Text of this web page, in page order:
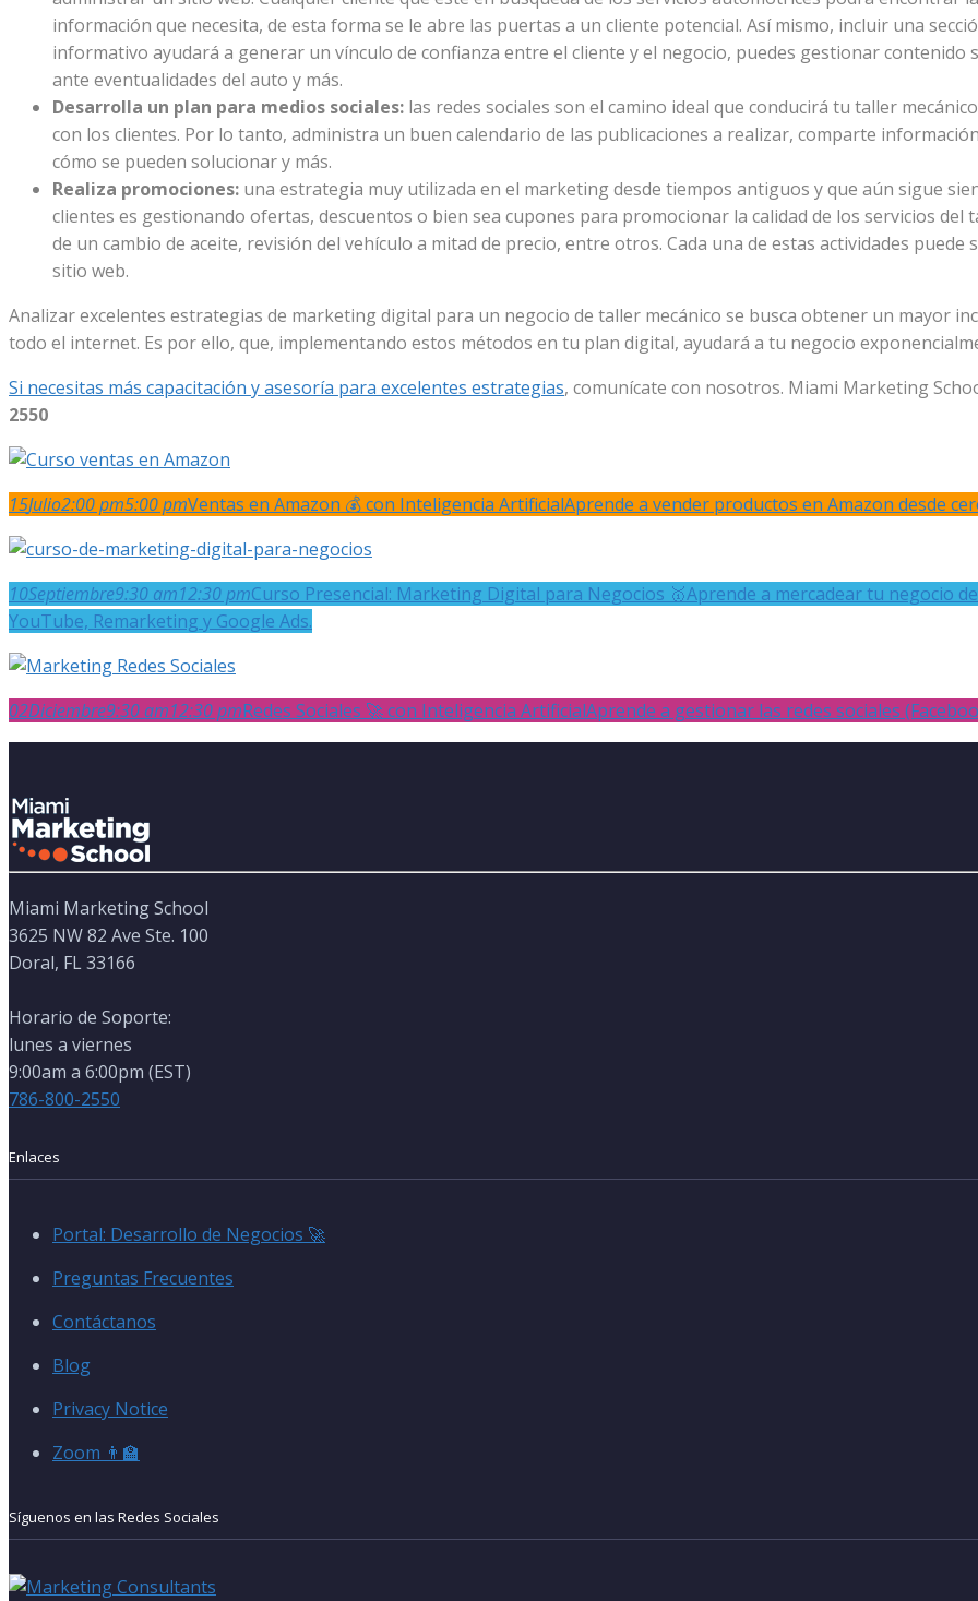
información que necesita, de esta forma se le abre las puertas a un cliente potencial. Así mismo, incluir una
informativo ayudará a generar un vínculo de confianza entre el cliente y el negocio, puedes gestionar
ante eventualidades del auto y más.
Desarrolla un plan para medios sociales: las redes sociales son el camino ideal que conducirá tu taller
con los clientes. Por lo tanto, administra un buen calendario de las publicaciones a realizar, comparte
cómo se pueden solucionar y más.
Realiza promociones: una estrategia muy utilizada en el marketing desde tiempos antiguos y que aún sigue
clientes es gestionando ofertas, descuentos o bien sea cupones para promocionar la calidad de los servicios del
de un cambio de aceite, revisión del vehículo a mitad de precio, entre otros. Cada una de estas actividades puede
sitio web.
Analizar excelentes estrategias de marketing digital para un negocio de taller mecánico se busca obtener un mayor
todo el internet. Es por ello, que, implementando estos métodos en tu plan digital, ayudará a tu negocio
Si necesitas más capacitación y asesoría para excelentes estrategias, comunícate con nosotros. Miami Marketing
2550
15Julio2:00 pm5:00 pmVentas en Amazon 💰 con Inteligencia ArtificialAprende a vender productos en Amazon desde
10Septiembre9:30 am12:30 pmCurso Presencial: Marketing Digital para Negocios 🥇Aprende a mercadear tu negocio
YouTube, Remarketing y Google Ads.
02Diciembre9:30 am12:30 pmRedes Sociales 🚀 con Inteligencia ArtificialAprende a gestionar las redes sociales
Miami Marketing School
3625 NW 82 Ave Ste. 100
Doral, FL 33166
Horario de Soporte:
lunes a viernes
9:00am a 6:00pm (EST)
786-800-2550
Enlaces
Portal: Desarrollo de Negocios 🚀
Preguntas Frecuentes
Contáctanos
Blog
Privacy Notice
Zoom 👨‍🏫
Síguenos en las Redes Sociales